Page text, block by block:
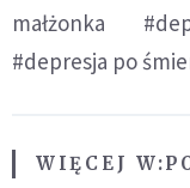
małżonka
#depresja po
WIĘCEJ W: